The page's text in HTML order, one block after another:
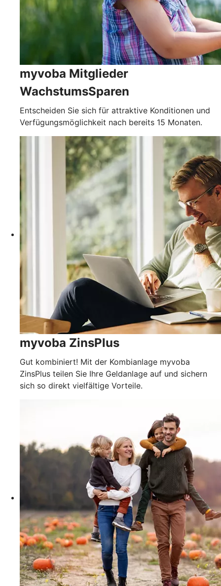
myvoba Mitglieder
WachstumsSparen
Entscheiden Sie sich für attraktive Konditionen und
Verfügungsmöglichkeit nach bereits 15 Monaten.
myvoba ZinsPlus
Gut kombiniert! Mit der Kombianlage myvoba
ZinsPlus teilen Sie Ihre Geldanlage auf und sichern
sich so direkt vielfältige Vorteile.